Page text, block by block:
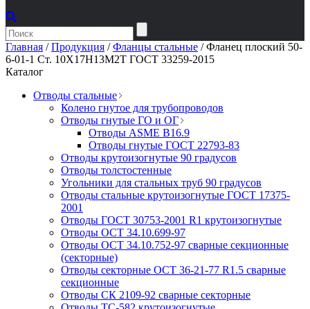
Главная /Продукция /Фланцы стальные /Фланец плоский 50-
6-01-1 Ст. 10Х17Н13М2Т ГОСТ 33259-2015
Каталог
Отводы стальные
Колено гнутое для трубопроводов
Отводы гнутые ГО и ОГ
Отводы ASME B16.9
Отводы гнутые ГОСТ 22793-83
Отводы крутоизогнутые 90 градусов
Отводы толстостенные
Угольники для стальных труб 90 градусов
Отводы стальные крутоизогнутые ГОСТ 17375-
2001
Отводы ГОСТ 30753-2001 R1 крутоизогнутые
Отводы ОСТ 34.10.699-97
Отводы ОСТ 34.10.752-97 сварные секционные
(секторные)
Отводы секторные ОСТ 36-21-77 R1.5 сварные
секционные
Отводы СК 2109-92 сварные секторные